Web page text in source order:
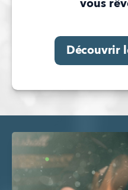
vous
Découvrir